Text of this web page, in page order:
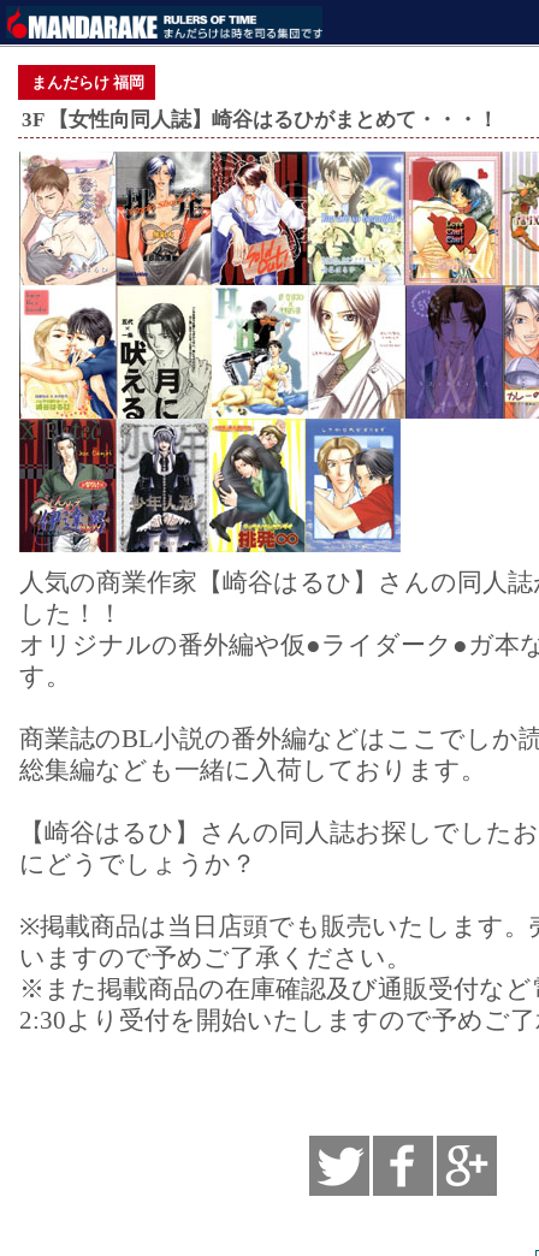
まんだらけ 福岡
3F 【女性向同人誌】崎谷はるひがまとめて・・・！
人気の商業作家【崎谷はるひ】さんの同人
した！！
オリジナルの番外編や仮●ライダーク●ガ本
す。
商業誌のBL小説の番外編などはここでしか
総集編なども一緒に入荷しております。
【崎谷はるひ】さんの同人誌お探しでした
にどうでしょうか？
※掲載商品は当日店頭でも販売いたします
いますので予めご了承ください。
※また掲載商品の在庫確認及び通販受付な
2:30より受付を開始いたしますので予めご